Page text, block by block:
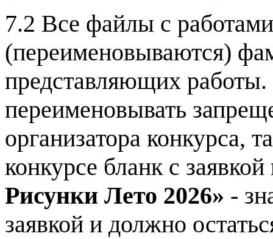
7.2 Все файлы с
(переименовываются)
представляющих
переименовывать
организатора конкурса,
конкурсе бланк с
Рисунки Лето 2026» -
заявкой и должно